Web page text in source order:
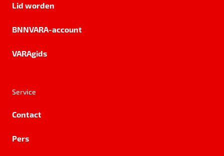
Lid worden
BNNVARA-account
VARAgids
Service
Contact
Pers